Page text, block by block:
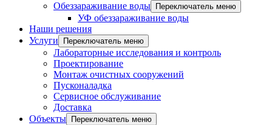
Обеззараживание воды
Переключатель меню
УФ обеззараживание воды
Наши решения
Услуги
Переключатель меню
Лабораторные исследования и контроль
Проектирование
Монтаж очистных сооружений
Пусконаладка
Сервисное обслуживание
Доставка
Объекты
Переключатель меню